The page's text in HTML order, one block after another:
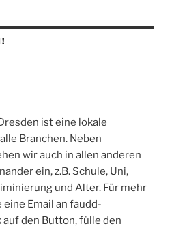
ist eine lokale
Branchen. Neben
wir auch in allen anderen
ein, z.B. Schule, Uni,
und Alter. Für mehr
Email an faudd-
den Button, fülle den